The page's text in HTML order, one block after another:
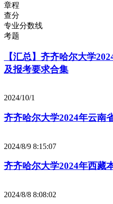
章程
查分
专业分数线
考题
【汇总】齐齐哈尔大学
及报考要求合集
2024/10/1
齐齐哈尔大学2024年云南
2024/8/9 8:15:07
齐齐哈尔大学2024年西藏
2024/8/8 8:08:02